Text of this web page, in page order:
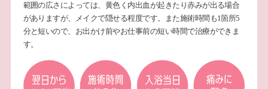
範囲の広さによっては、黄色く内出血が起きたり赤みが出る場合
がありますが、メイクで隠せる程度です。また施術時間も1箇所5
分と短いので、お出かけ前やお仕事前の短い時間で治療ができま
す。